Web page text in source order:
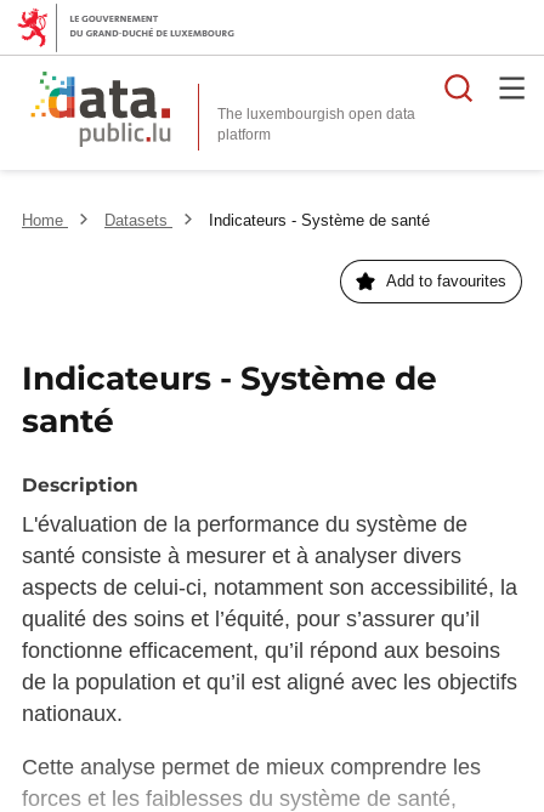
The luxembourgish open data
platform
Home Datasets Indicateurs - Système de santé
Add to favourites
Indicateurs - Système de
santé
Description
L'évaluation de la performance du système de
santé consiste à mesurer et à analyser divers
aspects de celui-ci, notamment son accessibilité, la
qualité des soins et l’équité, pour s’assurer qu’il
fonctionne efficacement, qu’il répond aux besoins
de la population et qu’il est aligné avec les objectifs
nationaux.
Cette analyse permet de mieux comprendre les
forces et les faiblesses du système de santé,